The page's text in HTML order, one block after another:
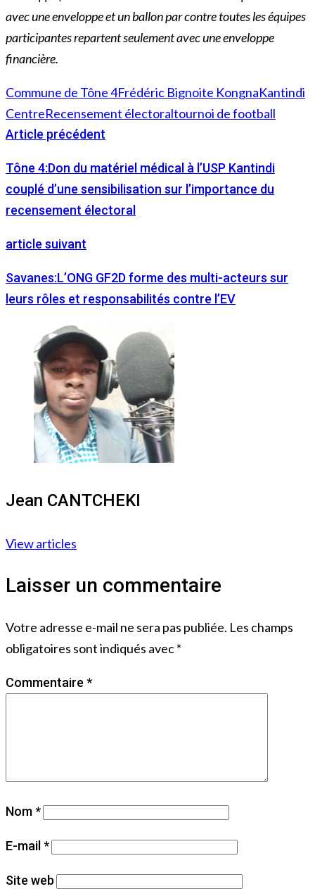
avec une enveloppe et un ballon par contre toutes les équipes
participantes repartent seulement avec une enveloppe
financière.
Commune de Tône 4Frédéric Bignoite KongnaKantindi
CentreRecensement électoraltournoi de football
Article précédent
Tône 4:Don du matériel médical à l’USP Kantindi
couplé d’une sensibilisation sur l’importance du
recensement électoral
article suivant
Savanes:L’ONG GF2D forme des multi-acteurs sur
leurs rôles et responsabilités contre l’EV
Jean CANTCHEKI
View articles
Laisser un commentaire
Votre adresse e-mail ne sera pas publiée. Les champs
obligatoires sont indiqués avec*
Commentaire *
Nom*
E-mail *
Site web